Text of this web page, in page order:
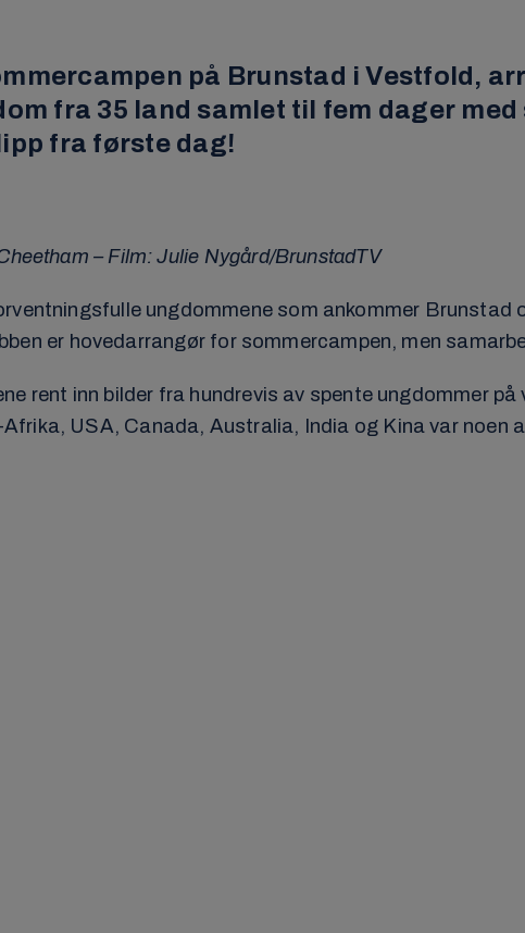
på Brunstad i Vestfold,
fra 35 land samlet til fem dager
fra første dag!
– Film: Julie Nygård/BrunstadTV
ungdommene som ankommer
er hovedarrangør for sommercampen, men
rent inn bilder fra hundrevis av spente ungdommer
USA, Canada, Australia, India og Kina var noen